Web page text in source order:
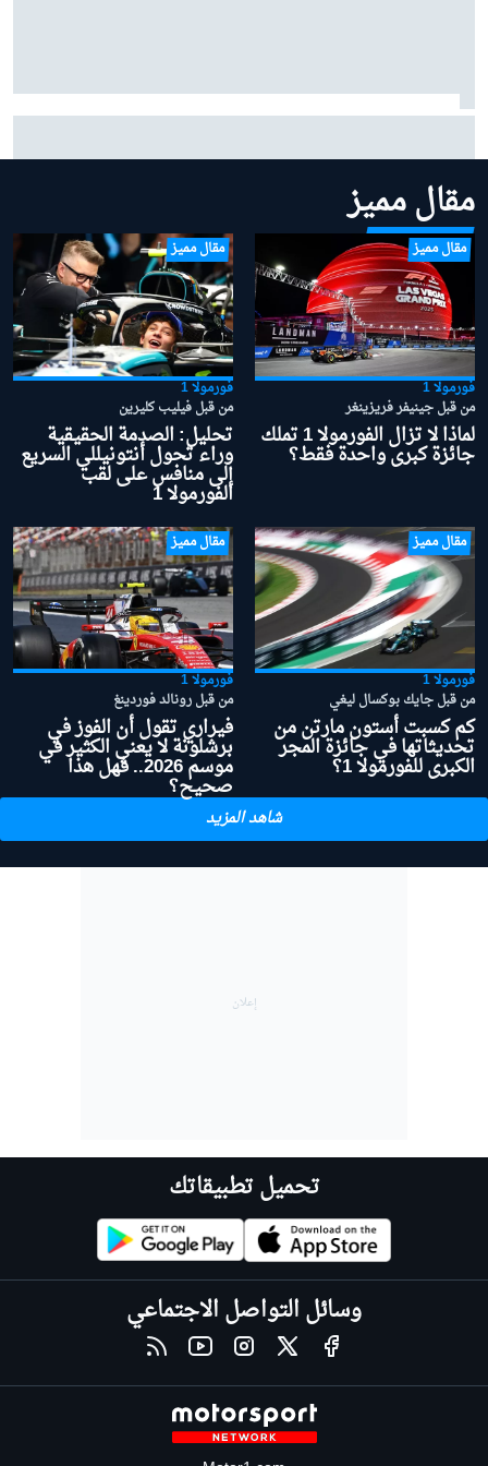
لماذا يُعد مشروع أستون مارتن في الفورمولا 1 أكثر جاذبية مما
مقال مميز
مقال مميز
فورمولا 1
من قبل جينيفر فريزينغر
لماذا لا تزال الفورمولا 1 تملك
جائزة كبرى واحدة فقط؟
مقال مميز
فورمولا 1
من قبل فيليب كليرين
تحليل: الصدمة الحقيقية
وراء تحول أنتونيللي السريع
إلى منافس على لقب
الفورمولا 1
مقال مميز
فورمولا 1
من قبل جايك بوكسال ليغي
كم كسبت أستون مارتن من
تحديثاتها في جائزة المجر
الكبرى للفورمولا 1؟
مقال مميز
فورمولا 1
من قبل رونالد فوردينغ
فيراري تقول أن الفوز في
برشلونة لا يعني الكثير في
موسم 2026.. فهل هذا
صحيح؟
شاهد المزيد
تحميل تطبيقاتك
وسائل التواصل الاجتماعي